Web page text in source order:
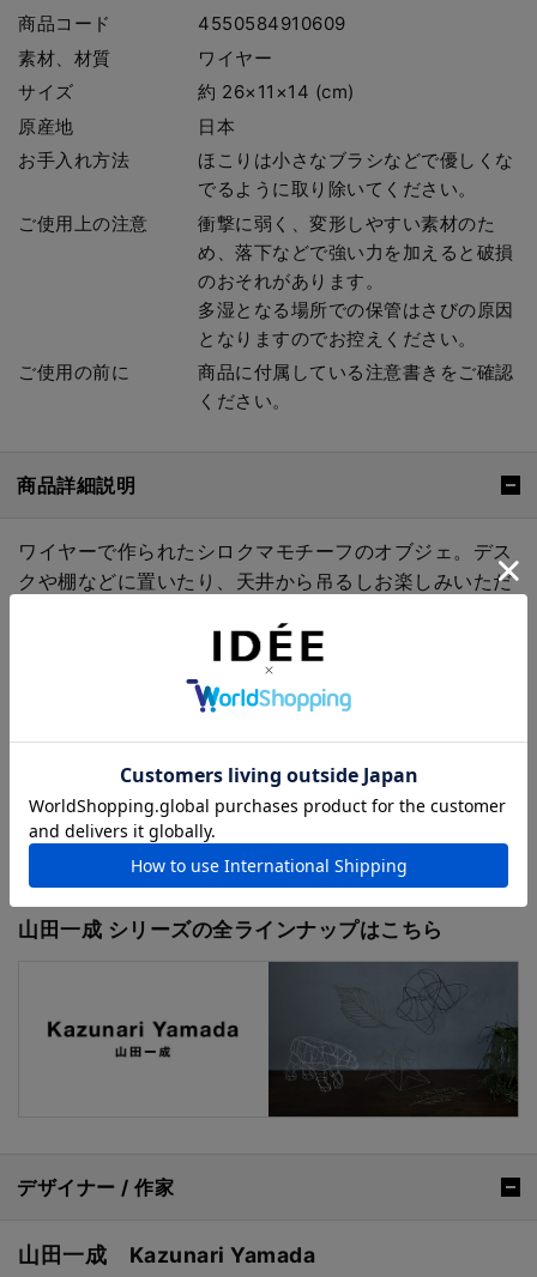
商品コード
4550584910609
素材、材質
ワイヤー
サイズ
約 26×11×14 (cm)
原産地
日本
お手入れ方法
ほこりは小さなブラシなどで優しくな
でるように取り除いてください。
ご使用上の注意
衝撃に弱く、変形しやすい素材のた
め、落下などで強い力を加えると破損
のおそれがあります。
多湿となる場所での保管はさびの原因
となりますのでお控えください。
ご使用の前に
商品に付属している注意書きをご確認
ください。
商品詳細説明
ワイヤーで作られたシロクマモチーフのオブジェ。デス
クや棚などに置いたり、天井から吊るしお楽しみいただ
「自分のイラストを立体にしてみたい」との発想から、
ワイヤーでのオブジェ制作を始めた山田氏。彼が制作す
され、立体的で奥行きのあるデザインが特徴的です。と
ても軽い作品ですので、棚の上はもちろん、天井から吊
るしたり、壁に飾るのもおすすめです。
山田一成 シリーズの全ラインナップはこちら
デザイナー / 作家
山田一成 Kazunari Yamada